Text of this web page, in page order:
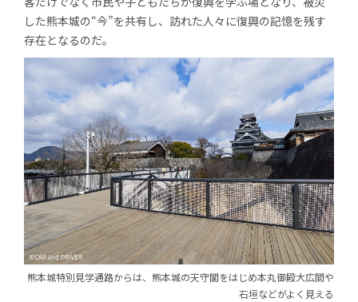
した熊本城の“今”を共有し、訪れた人々に復興の記憶を残す
存在となるのだ。
熊本城特別見学通路からは、 熊本城の天守閣をはじめ本丸御殿大広間や
石垣などがよく見える